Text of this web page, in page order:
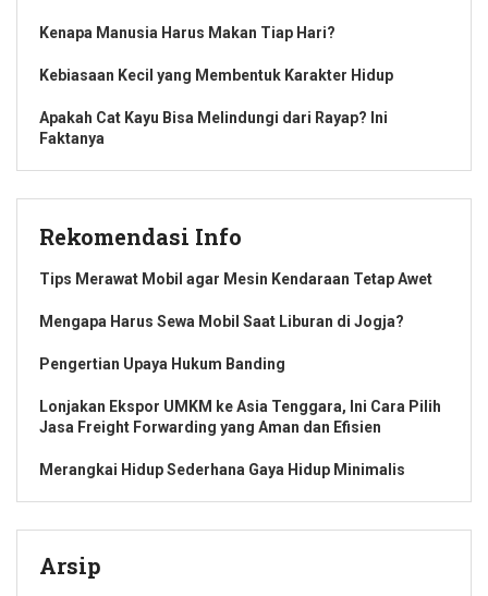
Kenapa Manusia Harus Makan Tiap Hari?
Kebiasaan Kecil yang Membentuk Karakter Hidup
Apakah Cat Kayu Bisa Melindungi dari Rayap? Ini
Faktanya
Rekomendasi Info
Tips Merawat Mobil agar Mesin Kendaraan Tetap Awet
Mengapa Harus Sewa Mobil Saat Liburan di Jogja?
Pengertian Upaya Hukum Banding
Lonjakan Ekspor UMKM ke Asia Tenggara, Ini Cara Pilih
Jasa Freight Forwarding yang Aman dan Efisien
Merangkai Hidup Sederhana Gaya Hidup Minimalis
Arsip